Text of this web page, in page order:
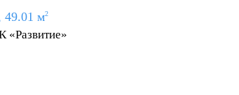
49.01 м2
«Развитие»